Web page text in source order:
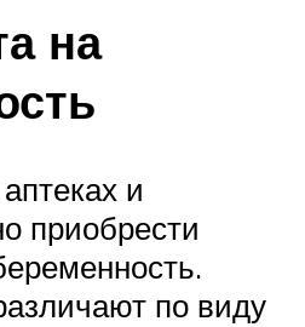
на
и
приобрести
по виду